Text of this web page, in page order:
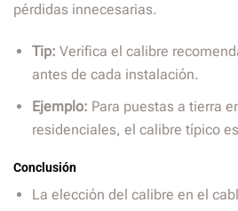
pérdidas innecesarias.
Tip: Verifica el calibre
antes de cada instalación.
Ejemplo: Para puestas a tierra
residenciales, el calibre típico
Conclusión
La elección del calibre en el